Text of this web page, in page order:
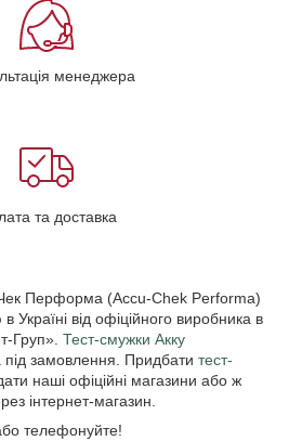
менеджера
та доставка
Перформа (Accu-Chek Performa)
Україні від офіційного виробника в
Груп». Тест-смужки Акку
під замовлення. Придбати тест-
наші офіційні магазини або ж
інтернет-магазин.
телефонуйте!